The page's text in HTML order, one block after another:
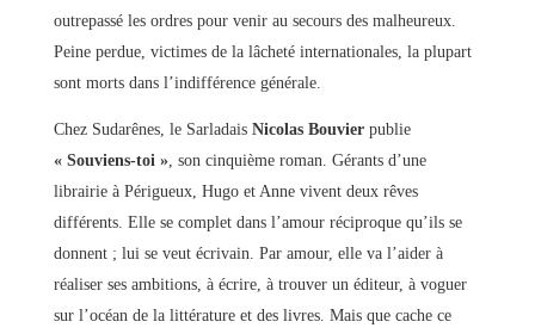
outrepassé les ordres pour venir au secours des malheureux.
Peine perdue, victimes de la lâcheté internationales, la plupart
sont morts dans l’indifférence générale.
Chez Sudarênes, le Sarladais Nicolas Bouvier publie
« Souviens-toi », son cinquième roman. Gérants d’une
librairie à Périgueux, Hugo et Anne vivent deux rêves
différents. Elle se complet dans l’amour réciproque qu’ils se
donnent ; lui se veut écrivain. Par amour, elle va l’aider à
réaliser ses ambitions, à écrire, à trouver un éditeur, à voguer
sur l’océan de la littérature et des livres. Mais que cache ce